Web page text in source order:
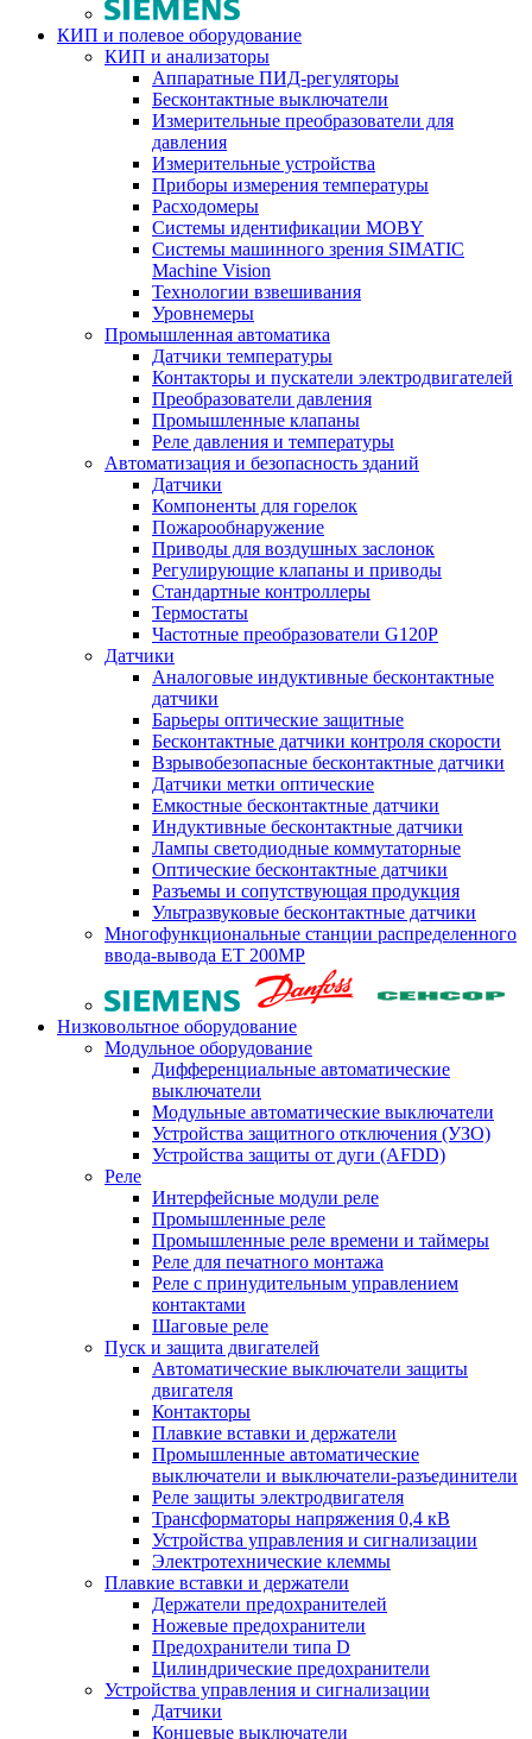
КИП и полевое оборудование
КИП и анализаторы
Аппаратные ПИД-регуляторы
Бесконтактные выключатели
Измерительные преобразователи для
давления
Измерительные устройства
Приборы измерения температуры
Расходомеры
Системы идентификации MOBY
Системы машинного зрения SIMATIC
Machine Vision
Технологии взвешивания
Уровнемеры
Промышленная автоматика
Датчики температуры
Контакторы и пускатели электродвигателей
Преобразователи давления
Промышленные клапаны
Реле давления и температуры
Автоматизация и безопасность зданий
Датчики
Компоненты для горелок
Пожарообнаружение
Приводы для воздушных заслонок
Регулирующие клапаны и приводы
Стандартные контроллеры
Термостаты
Частотные преобразователи G120P
Датчики
Аналоговые индуктивные бесконтактные
датчики
Барьеры оптические защитные
Бесконтактные датчики контроля скорости
Взрывобезопасные бесконтактные датчики
Датчики метки оптические
Емкостные бесконтактные датчики
Индуктивные бесконтактные датчики
Лампы светодиодные коммутаторные
Оптические бесконтактные датчики
Разъемы и сопутствующая продукция
Ультразвуковые бесконтактные датчики
Многофункциональные станции распределенного
ввода-вывода ET 200MP
Низковольтное оборудование
Модульное оборудование
Дифференциальные автоматические
выключатели
Модульные автоматические выключатели
Устройства защитного отключения (УЗО)
Устройства защиты от дуги (AFDD)
Реле
Интерфейсные модули реле
Промышленные реле
Промышленные реле времени и таймеры
Реле для печатного монтажа
Реле с принудительным управлением
контактами
Шаговые реле
Пуск и защита двигателей
Автоматические выключатели защиты
двигателя
Контакторы
Плавкие вставки и держатели
Промышленные автоматические
выключатели и выключатели-разъединители
Реле защиты электродвигателя
Трансформаторы напряжения 0,4 кВ
Устройства управления и сигнализации
Электротехнические клеммы
Плавкие вставки и держатели
Держатели предохранителей
Ножевые предохранители
Предохранители типа D
Цилиндрические предохранители
Устройства управления и сигнализации
Датчики
Концевые выключатели